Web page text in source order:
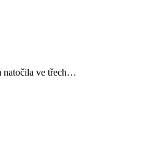
natočila ve třech…